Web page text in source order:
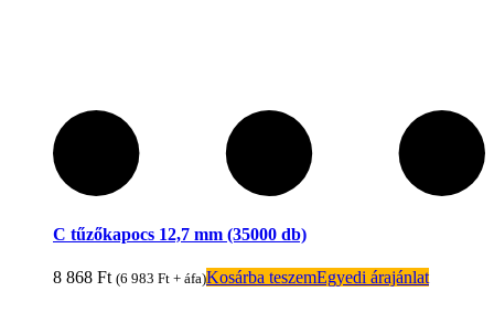
C tűzőkapocs 12,7 mm (35000 db)
8 868 Ft (6 983 Ft + áfa)Kosárba teszemEgyedi árajánlat